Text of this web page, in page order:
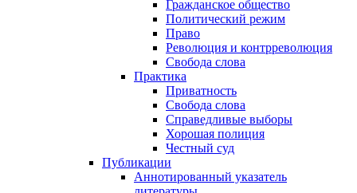
Гражданское общество
Политический режим
Право
Революция и контрреволюция
Свобода слова
Практика
Приватность
Свобода слова
Справедливые выборы
Хорошая полиция
Честный суд
Публикации
Аннотированный указатель